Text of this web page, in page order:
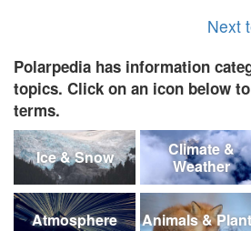
Next
Polarpedia has information
topics. Click on an icon below
terms.
Ice & Snow
Climate &
Weather
Atmosphere Animals &